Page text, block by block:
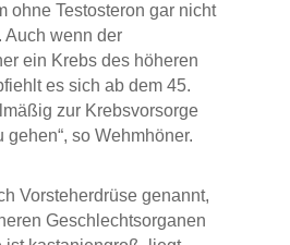
ohne Testosteron gar nicht
Auch wenn der
ein Krebs des höheren
es sich ab dem 45.
zur Krebsvorsorge
so Wehmhöner.
Vorsteherdrüse genannt,
Geschlechtsorganen